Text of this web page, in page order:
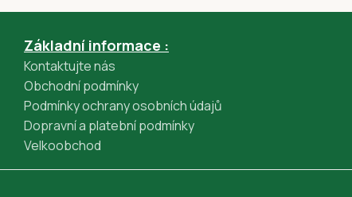
Základní informace :
Kontaktujte nás
Obchodní podmínky
Podmínky ochrany osobních údajů
Dopravní a platební podmínky
Velkoobchod